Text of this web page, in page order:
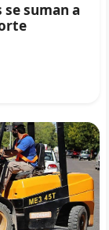
suman a